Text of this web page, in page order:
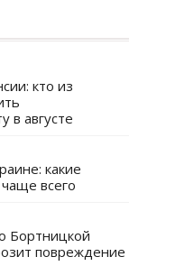
кто из
в августе
какие
всего
Бортницкой
повреждение